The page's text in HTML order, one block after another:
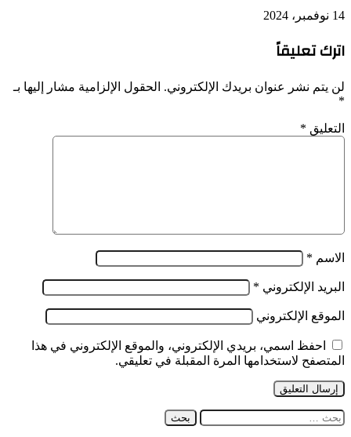
14 نوفمبر، 2024
اترك تعليقاً
لن يتم نشر عنوان بريدك الإلكتروني. الحقول الإلزامية مشار إليها بـ
*
التعليق *
الاسم *
البريد الإلكتروني *
الموقع الإلكتروني
احفظ اسمي، بريدي الإلكتروني، والموقع الإلكتروني في هذا
المتصفح لاستخدامها المرة المقبلة في تعليقي.
البحث